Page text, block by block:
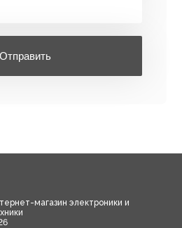
Отправить
магазин электроники и